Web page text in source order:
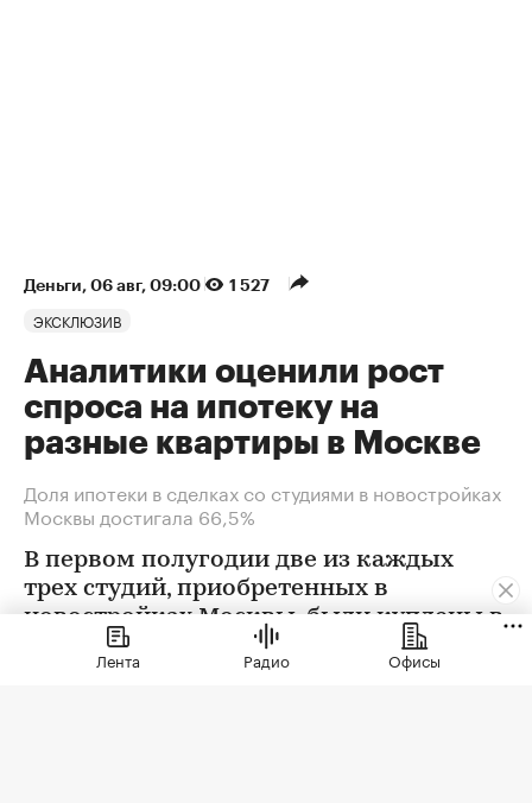
Деньги⁠, 06 авг, 09:00 1 527
ЭКСКЛЮЗИВ
Аналитики оценили рост
спроса на ипотеку на
разные квартиры в Москве
Доля ипотеки в сделках со студиями в новостройках
Москвы достигала 66,5%
В первом полугодии две из каждых
трех студий, приобретенных в
новостройках Москвы, были куплены в
ипотеку. В сегменте трешек ипотечных
сделок менее половины, а среди
Лента Радио Офисы